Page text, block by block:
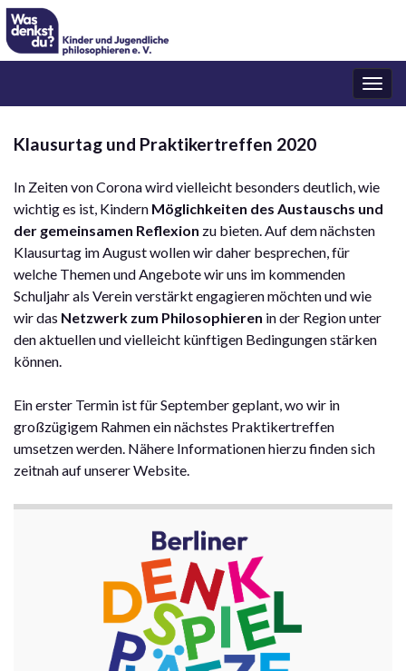
Klausurtag und Praktikertreffen 2020
In Zeiten von Corona wird vielleicht besonders deutlich, wie
wichtig es ist, Kindern Möglichkeiten des Austauschs und
der gemeinsamen Reflexion zu bieten. Auf dem nächsten
Klausurtag im August wollen wir daher besprechen, für
welche Themen und Angebote wir uns im kommenden
Schuljahr als Verein verstärkt engagieren möchten und wie
wir das Netzwerk zum Philosophieren in der Region unter
den aktuellen und vielleicht künftigen Bedingungen stärken
können.
Ein erster Termin ist für September geplant, wo wir in
großzügigem Rahmen ein nächstes Praktikertreffen
umsetzen werden. Nähere Informationen hierzu finden sich
zeitnah auf unserer Website.